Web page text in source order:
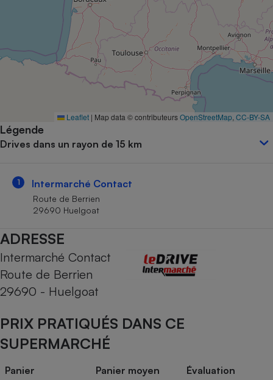
Leaflet | Map data © contributeursOpenStreetMap CC-BY-SA
Légende
Drives dans un rayon de 15 km
1 Intermarché Contact
Route de Berrien
29690 Huelgoat
ADRESSE
Intermarché Contact
Route de Berrien
29690 - Huelgoat
PRIX PRATIQUÉS DANS CE
SUPERMARCHÉ
Panier Panier moyen Évaluation
Complément
alimentaire
Assurance emprunteur
Banque
Petit électroménager -
Téléphone mobile -
Matelas
Climatiseur -
Ventilateur
Mutuelle